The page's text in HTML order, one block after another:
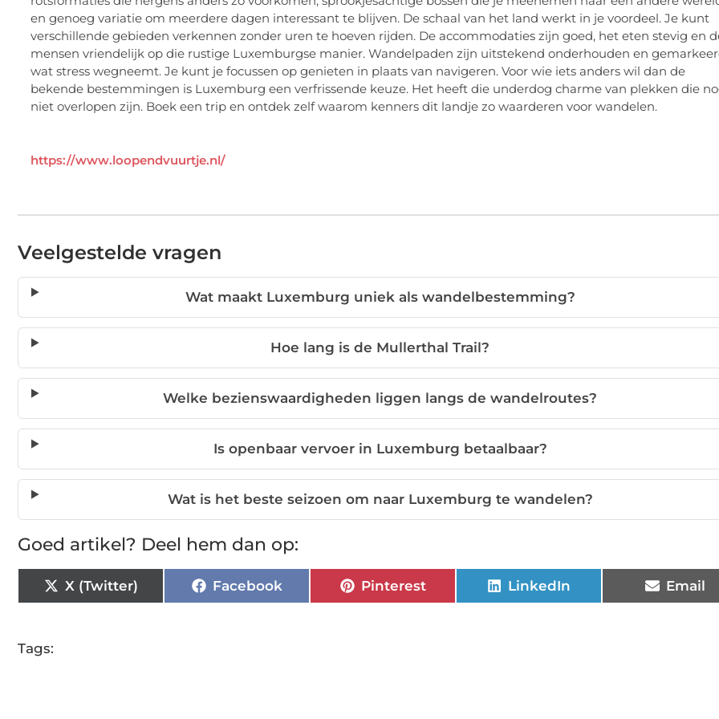
en genoeg variatie om meerdere dagen interessant te blijven. De schaal van het land werkt in je voordeel. Je kunt
verschillende gebieden verkennen zonder uren te hoeven rijden. De accommodaties zijn goed, het eten stevig en
mensen vriendelijk op die rustige Luxemburgse manier. Wandelpaden zijn uitstekend onderhouden en
wat stress wegneemt. Je kunt je focussen op genieten in plaats van navigeren. Voor wie iets anders wil dan de
bekende bestemmingen is Luxemburg een verfrissende keuze. Het heeft die underdog charme van plekken die
niet overlopen zijn. Boek een trip en ontdek zelf waarom kenners dit landje zo waarderen voor wandelen.
https://www.loopendvuurtje.nl/
Veelgestelde vragen
Wat maakt Luxemburg uniek als wandelbestemming?
Hoe lang is de Mullerthal Trail?
Welke bezienswaardigheden liggen langs de wandelroutes?
Is openbaar vervoer in Luxemburg betaalbaar?
Wat is het beste seizoen om naar Luxemburg te wandelen?
Goed artikel? Deel hem dan op:
X (Twitter) Facebook Pinterest LinkedIn Email
Tags: